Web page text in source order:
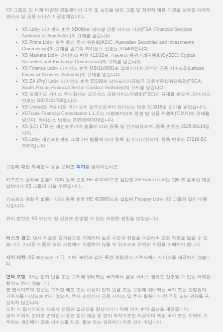
XS 그룹은 전 세계 다양한 관할권에서 규제 및 승인을 받은 그룹 및 전략적 제휴 기관을 보유한 다국적
핀테크 및 금융 서비스 제공업체입니다.
XS Ltd는 라이센스 번호 SD089로 세이셸 금융 서비스 기관(FSA: Financial Services
Authority of Seychelles)의 규제를 받습니다.
XS Prime Ltd는 호주 증권 투자 위원회(ASIC: Australian Securities and Investments
Commission)의 규제를 받으며 라이센스 번호는 374409입니다.
XS Markets Ltd는 라이센스 번호 412/22로 키프로스 증권거래위원회(CySEC: Cyprus
Securities and Exchange Commission)의 규제를 받습니다.
XS Finance Ltd는 라이선스 번호 MB/21/0081로 말레이시아 라부안 금융 서비스청(Labuan
Financial Services Authority)의 규제를 받습니다.
XS ZA (Pty) Ltd는 라이선스 번호 53199로 남아프리카공화국 금융부문행위감독청(FSCA:
South African Financial Sector Conduct Authority)의 규제를 받습니다.
XS 트레이드 서비스 주식회사는 모리셔스 금융서비스위원회(FSC)의 규제를 받으며, 라이선스
번호는 GB25204786입니다.
XS United은 쿠웨이트 국가 규제 당국으로부터 라이선스 번호 513918로 인가를 받았습니다.
XSTrade Financial Consultation L.L.C는 아랍에미리트 증권 및 상품 위원회('CMA')의 규제를
받으며, 라이선스 번호는 20200000339입니다.
XS (LC) LTD.는 세인트루시아 법률에 따라 등록 및 인가되었으며, 등록 번호는 2025-00114입
니다.
XS Ltd는 세인트빈센트 그레나딘 법률에 따라 등록 및 인가되었으며, 등록 번호는 27216 BC
2025입니다.
규정에 대한 자세한 내용을 보려면 여기 를 클릭하십시오.
키프로스 공화국 법률에 따라 등록 번호 HE 426566으로 설립된 XS Fintech Ltd는 핀테크 솔루션 제공
업체이자 XS 그룹의 기술 부문입니다.
키프로스 공화국 법률에 따라 등록 번호 HE 433983으로 설립된 Ficupay Ltd는 XS 그룹의 결제 대행
사입니다.
위의 법인은 XS 브랜드 및 상표로 운영할 수 있는 적법한 권한을 받았습니다.
리스크 경고: 당사 제품은 증거금으로 거래되며 높은 수준의 위험을 수반하며 모든 자본을 잃을 수 있
습니다. 이러한 제품은 모든 사람에게 적합하지 않을 수 있으므로 관련된 위험을 이해해야 합니다.
지역 제한: XS 브랜드는 미국, 이란, 북한과 같은 특정 관할권의 거주자에게 서비스를 제공하지 않습니
다.
면책 조항: XS는 현지 법률 또는 규제에 위배되는 국가에서 금융 서비스 권유로 간주될 수 있는 어떠한
행위도 하지 않습니다.
본 웹사이트의 정보는 그러한 배포 또는 사용이 현지 법률 또는 규정에 위배되는 국가 또는 관할권의
거주자를 대상으로 하지 않으며, 투자 조언이나 금융 서비스 및 투자 활동에 대한 추천 또는 권유를 구
성하지 않습니다.
또한 이 웹사이트는 사용자 경험과 접근성을 향상시키기 위해 언어 번역 옵션을 제공합니다.
영어 이외의 언어로 번역된 내용은 정보 제공 및 편의 목적으로만 제공되며 특정 국가 또는 지역에 거
주하는 개인에게 금융 서비스를 제공, 홍보 또는 권유하기 위한 것이 아닙니다.